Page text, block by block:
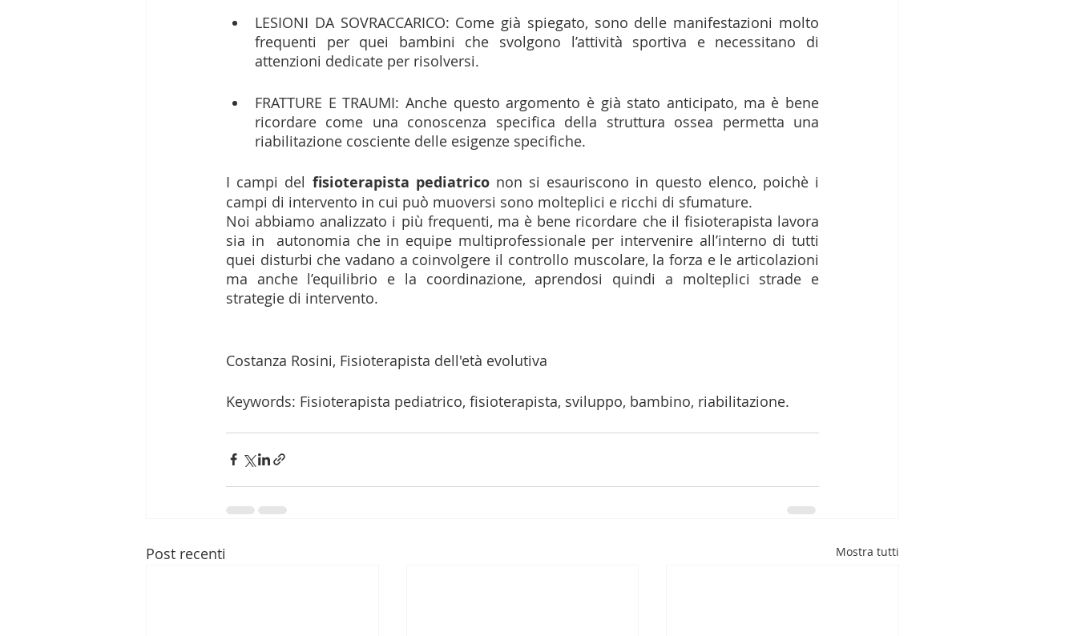
LESIONI DA SOVRACCARICO: Come già spiegato, sono delle manifestazioni molto
frequenti per quei bambini che svolgono l’attività sportiva e necessitano di
attenzioni dedicate per risolversi.
FRATTURE E TRAUMI: Anche questo argomento è già stato anticipato, ma è bene
ricordare come una conoscenza specifica della struttura ossea permetta una
riabilitazione cosciente delle esigenze specifiche.
I campi del fisioterapista pediatrico non si esauriscono in questo elenco, poichè i
campi di intervento in cui può muoversi sono molteplici e ricchi di sfumature.
Noi abbiamo analizzato i più frequenti, ma è bene ricordare che il fisioterapista lavora
sia in  autonomia che in equipe multiprofessionale per intervenire all’interno di tutti
quei disturbi che vadano a coinvolgere il controllo muscolare, la forza e le articolazioni
ma anche l’equilibrio e la coordinazione, aprendosi quindi a molteplici strade e
strategie di intervento.
Costanza Rosini, Fisioterapista dell'età evolutiva
Keywords: Fisioterapista pediatrico, fisioterapista, sviluppo, bambino, riabilitazione.
Post recenti Mostra tutti